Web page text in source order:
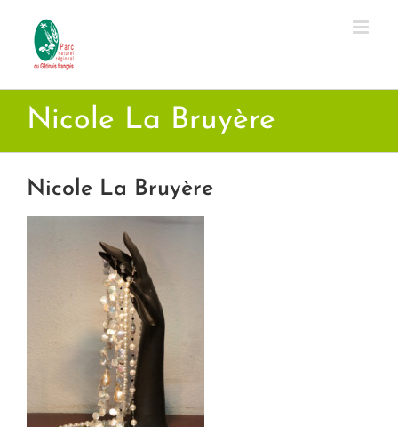
contenu
Nicole La Bruyère
Nicole La Bruyère